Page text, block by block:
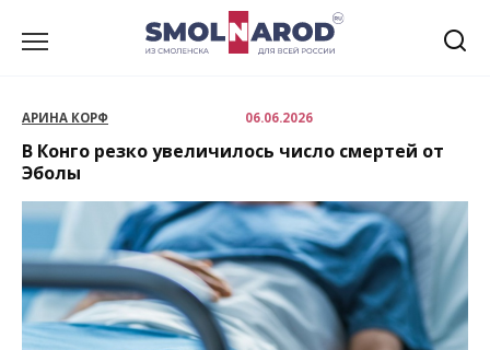
АРИНА КОРФ 06.06.2026
В Конго резко увеличилось число смертей от
Эболы